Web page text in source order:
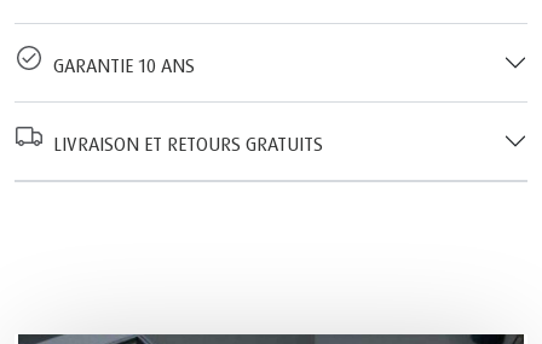
GARANTIE 10 ANS
LIVRAISON ET RETOURS GRATUITS